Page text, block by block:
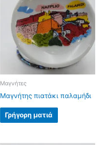
Μαγνήτες
Μαγνήτης πιατάκι παλαμήδι
Γρήγορη ματιά